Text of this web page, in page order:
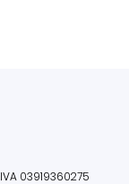
03919360275